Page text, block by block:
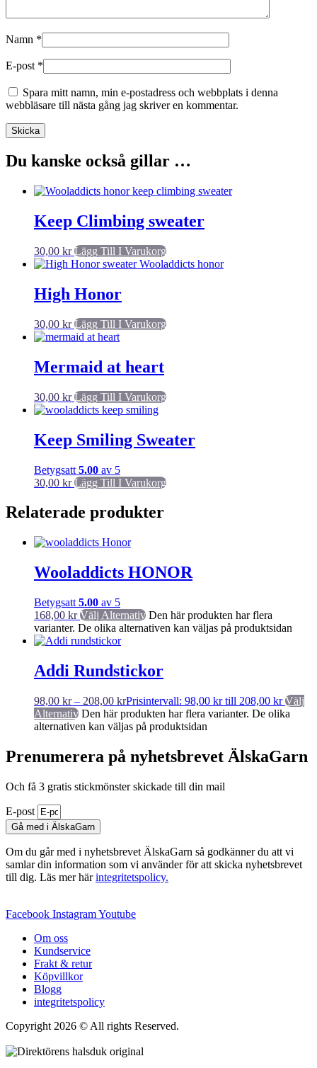
Namn *
E-post *
Spara mitt namn, min e-postadress och webbplats i denna
webbläsare till nästa gång jag skriver en kommentar.
Du kanske också gillar …
Keep Climbing sweater
30,00 kr Lägg Till I Varukorg
High Honor
30,00 kr Lägg Till I Varukorg
Mermaid at heart
30,00 kr Lägg Till I Varukorg
Keep Smiling Sweater
Betygsatt 5.00 av 5
30,00 kr Lägg Till I Varukorg
Relaterade produkter
Wooladdicts HONOR
Betygsatt 5.00 av 5
168,00 kr Välj Alternativ Den här produkten har flera
varianter. De olika alternativen kan väljas på produktsidan
Addi Rundstickor
98,00 kr – 208,00 krPrisintervall: 98,00 kr till 208,00 kr Välj
Alternativ Den här produkten har flera varianter. De olika
alternativen kan väljas på produktsidan
Prenumerera på nyhetsbrevet ÄlskaGarn
Och få 3 gratis stickmönster skickade till din mail
E-post
Gå med i ÄlskaGarn
Om du går med i nyhetsbrevet ÄlskaGarn så godkänner du att vi
samlar din information som vi använder för att skicka nyhetsbrevet
till dig. Läs mer härintegritetspolicy.
Facebook InstagramYoutube
Om oss
Kundservice
Frakt & retur
Köpvillkor
Blogg
integritetspolicy
Copyright 2026 © All rights Reserved.